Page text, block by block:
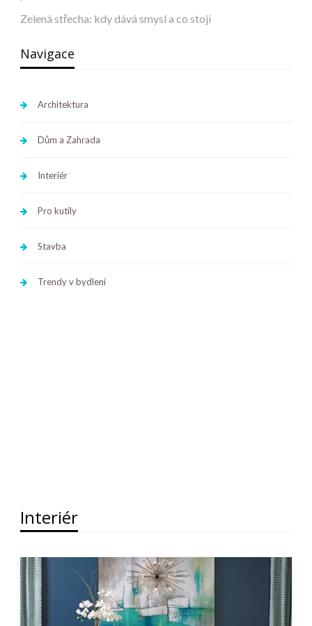
Zelená střecha: kdy dává smysl a co stojí
Navigace
Architektura
Dům a Zahrada
Interiér
Pro kutily
Stavba
Trendy v bydlení
Interiér